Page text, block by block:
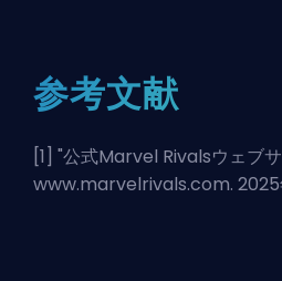
参考文献
[1] "公式Marvel Rivalsウェブ
www.marvelrivals.com. 2025